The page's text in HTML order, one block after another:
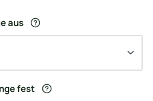
aus
fest